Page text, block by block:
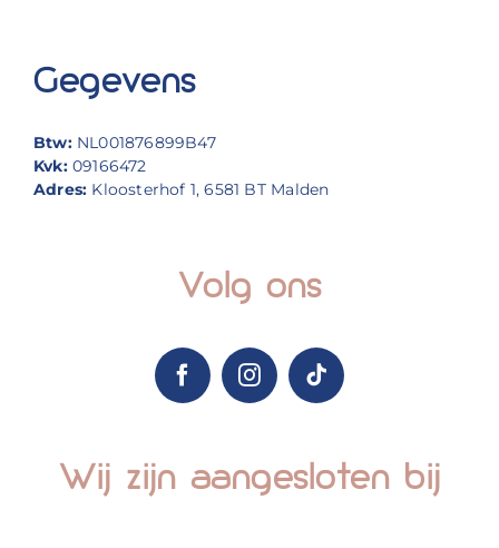
Gegevens
Btw: NL001876899B47
Kvk:09166472
Adres: Kloosterhof 1, 6581 BT Malden
Volg ons
Wij zijn aangesloten bij